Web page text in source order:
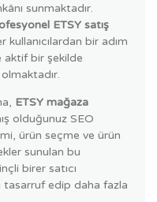
sunmaktadır.
ETSY satış
kullanıcılardan bir adım
aktif bir şekilde
ETSY mağaza
olduğunuz SEO
ürün seçme ve ürün
sunulan bu
birer satıcı
tasarruf edip daha fazla